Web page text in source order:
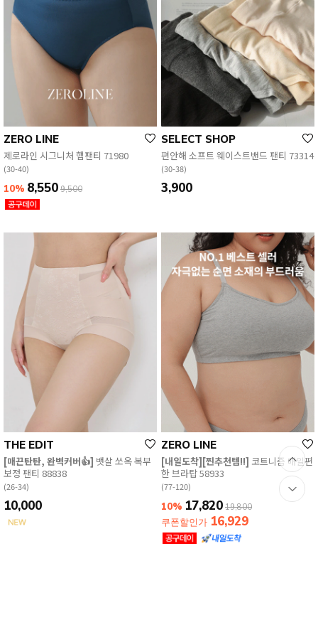
ZERO LINE
제로라인 시그니처 햄팬티 71980
(30-40)
10% 8,550 9,500
SELECT SHOP
편안해 소프트 웨이스트밴드 팬티 73314
(30-38)
3,900
THE EDIT
[매끈탄탄, 완벽커버👍] 뱃살 쏘옥 복부
보정 팬티 88838
(26-34)
10,000
ZERO LINE
[내일도착][찐추천템!!] 코트니즘 매일편
한 브라탑 58933
(77-120)
10% 17,820 19,800
쿠폰할인가 16,929